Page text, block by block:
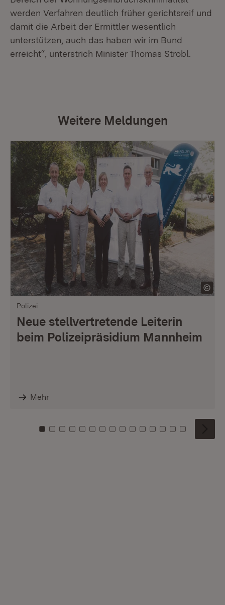
werden Verfahren deutlich früher gerichtsreif und
damit die Arbeit der Ermittler wesentlich
unterstützen, auch das haben wir im Bund
erreicht“, unterstrich Minister Thomas Strobl.
Weitere Meldungen
Polizei
Neue stellvertretende Leiterin
beim Polizeipräsidium Mannheim
Mehr
Zu Kachel: 0
Zu Kachel: 1
Zu Kachel: 2
Zu Kachel: 3
Zu Kachel: 4
Zu Kachel: 5
Zu Kachel: 6
Zu Kachel: 7
Zu Kachel: 8
Zu Kachel: 9
Zu Kachel: 10
Zu Kachel: 11
Zu Kachel: 12
Zu Kachel:
Zu